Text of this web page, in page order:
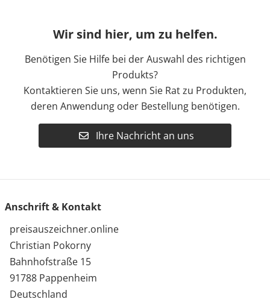
Wir sind hier, um zu helfen.
Benötigen Sie Hilfe bei der Auswahl des richtigen
Produkts?
Kontaktieren Sie uns, wenn Sie Rat zu Produkten,
deren Anwendung oder Bestellung benötigen.
Ihre Nachricht an uns
Anschrift & Kontakt
preisauszeichner.online
Christian Pokorny
Bahnhofstraße 15
91788 Pappenheim
Deutschland